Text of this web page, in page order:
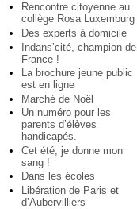
Rencontre citoyenne au
collège Rosa Luxemburg
Des experts à domicile
Indans’cité, champion de
France !
La brochure jeune public
est en ligne
Marché de Noël
Un numéro pour les
parents d’élèves
handicapés.
Cet été, je donne mon
sang !
Dans les écoles
Libération de Paris et
d’Aubervilliers